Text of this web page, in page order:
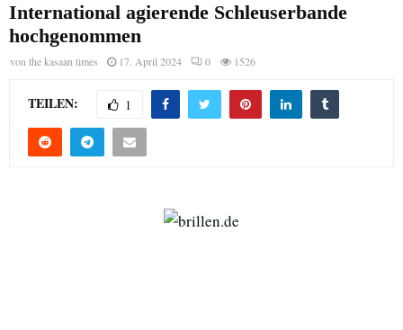
International agierende Schleuserbande
hochgenommen
vonthe kasaan times 17. April 2024 0 1526
TEILEN: 1